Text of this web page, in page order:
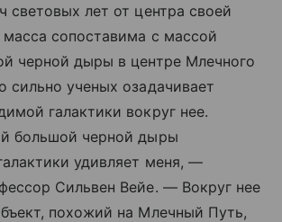
световых лет от центра своей
масса сопоставима с массой
черной дыры в центре Млечного
сильно ученых озадачивает
галактики вокруг нее.
большой черной дыры
удивляет меня, —
Сильвен Вейе. — Вокруг нее
похожий на Млечный Путь,